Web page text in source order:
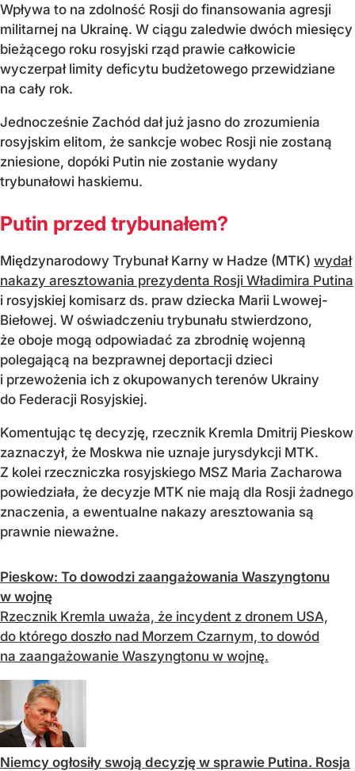
Wpływa to na zdolność Rosji do finansowania agresji
militarnej na Ukrainę. W ciągu zaledwie dwóch miesięcy
bieżącego roku rosyjski rząd prawie całkowicie
wyczerpał limity deficytu budżetowego przewidziane
na cały rok.
Jednocześnie Zachód dał już jasno do zrozumienia
rosyjskim elitom, że sankcje wobec Rosji nie zostaną
zniesione, dopóki Putin nie zostanie wydany
trybunałowi haskiemu.
Putin przed trybunałem?
Międzynarodowy Trybunał Karny w Hadze (MTK) wydał
nakazy aresztowania prezydenta Rosji Władimira Putina
i rosyjskiej komisarz ds. praw dziecka Marii Lwowej-
Biełowej. W oświadczeniu trybunału stwierdzono,
że oboje mogą odpowiadać za zbrodnię wojenną
polegającą na bezprawnej deportacji dzieci
i przewożenia ich z okupowanych terenów Ukrainy
do Federacji Rosyjskiej.
Komentując tę decyzję, rzecznik Kremla Dmitrij Pieskow
zaznaczył, że Moskwa nie uznaje jurysdykcji MTK.
Z kolei rzeczniczka rosyjskiego MSZ Maria Zacharowa
powiedziała, że decyzje MTK nie mają dla Rosji żadnego
znaczenia, a ewentualne nakazy aresztowania są
prawnie nieważne.
Pieskow: To dowodzi zaangażowania Waszyngtonu
w wojnę
Rzecznik Kremla uważa, że incydent z dronem USA,
do którego doszło nad Morzem Czarnym, to dowód
na zaangażowanie Waszyngtonu w wojnę.
Niemcy ogłosiły swoją decyzję w sprawie Putina. Rosja